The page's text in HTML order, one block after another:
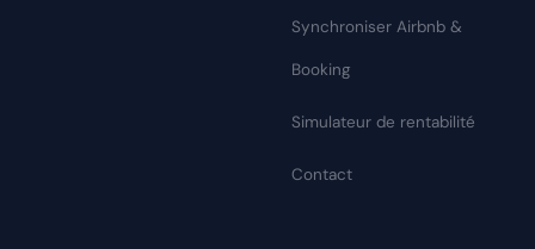
Synchroniser Airbnb &
Booking
Simulateur de rentabilité
Contact